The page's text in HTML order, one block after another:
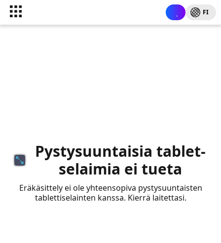
FI
Pystysuuntaisia tablet-
selaimia ei tueta
Eräkäsittely ei ole yhteensopiva pystysuuntaisten
tablettiselainten kanssa. Kierrä laitettasi.